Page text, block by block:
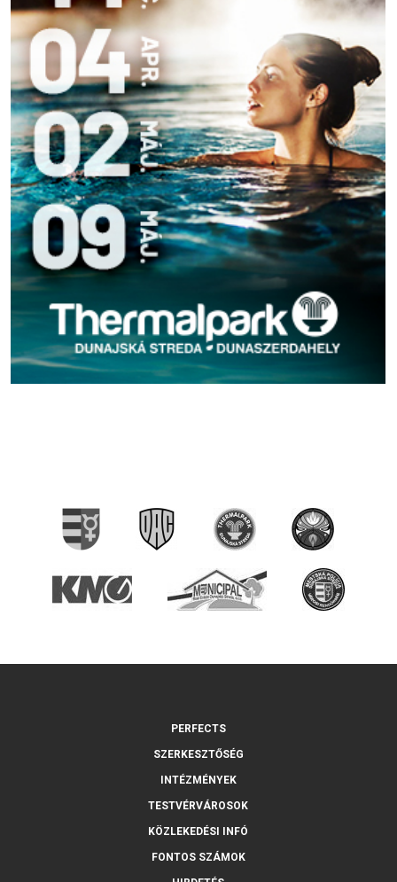
PERFECTS
SZERKESZTŐSÉG
INTÉZMÉNYEK
TESTVÉRVÁROSOK
KÖZLEKEDÉSI INFÓ
FONTOS SZÁMOK